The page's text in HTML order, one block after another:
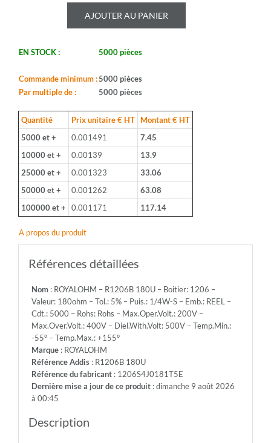
ROYALOHM
-
R1206B
-
1206
-
180ohm
-
Tol.:
5%
-
Puis.:
1/4W-
S
-
-
Cdt.:
Rohs:
Rohs
-
Max.Oper.Volt.:
200V
-
Max.Over.Volt.:
400V
AJOUTER AU PANIER
EN STOCK : 5000 pièces
Commande minimum :5000 pièces
Par multiple de :
5000 pièces
Quantité Prix unitaire € HT
Montant € HT
5000 et +
0.001491
7.45
10000 et +
0.00139
13.9
25000 et +
0.001323
33.06
50000 et +
0.001262
63.08
100000 et +
0.001171 117.14
A propos du produit
Références détaillées
Nom: ROYALOHM – R1206B 180U – Boitier: 1206 –
Valeur: 180ohm – Tol.: 5% – Puis.: 1/4W-S – Emb.: REEL –
Cdt.: 5000 – Rohs: Rohs – Max.Oper.Volt.: 200V –
Max.Over.Volt.: 400V – Diel.With.Volt: 500V – Temp.Min.:
-55° – Temp.Max.: +155°
Marque: ROYALOHM
Référence Addis: R1206B 180U
Référence du fabricant: 1206S4J0181T5E
Dernière mise a jour de ce produit: dimanche 9 août 2026
à 00:45
Description